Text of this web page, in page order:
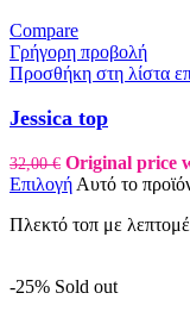
Compare
Γρήγορη προβολή
Προσθήκη στη λίστα
Jessica top
32,00€ Original price
Επιλογή Αυτό το
Πλεκτό τοπ με
-25% Sold out